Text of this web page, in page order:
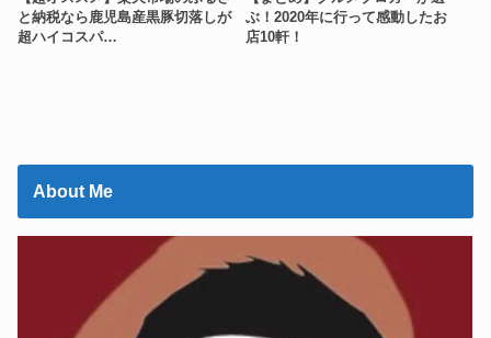
と納税なら鹿児島産黒豚切落しが
超ハイコスパ…
ぶ！2020年に行って感動したお
店10軒！
About Me